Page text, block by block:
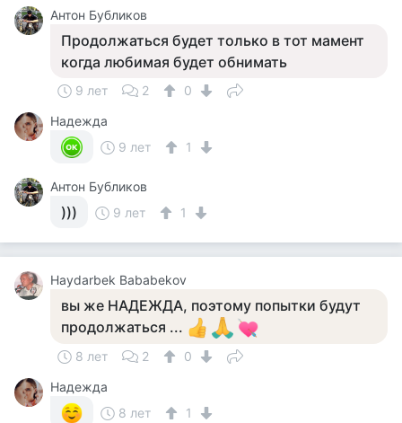
Aнтон Бубликов
Продолжаться будет только в тот мамент
когда любимая будет обнимать
9 лет 2
0
Надежда
9 лет
1
Aнтон Бубликов
))) 9 лет 1
Haydarbek Bababekov
вы же НАДЕЖДА, поэтому попытки будут
продолжаться ...
8 лет 2
0
Надежда
8 лет
1